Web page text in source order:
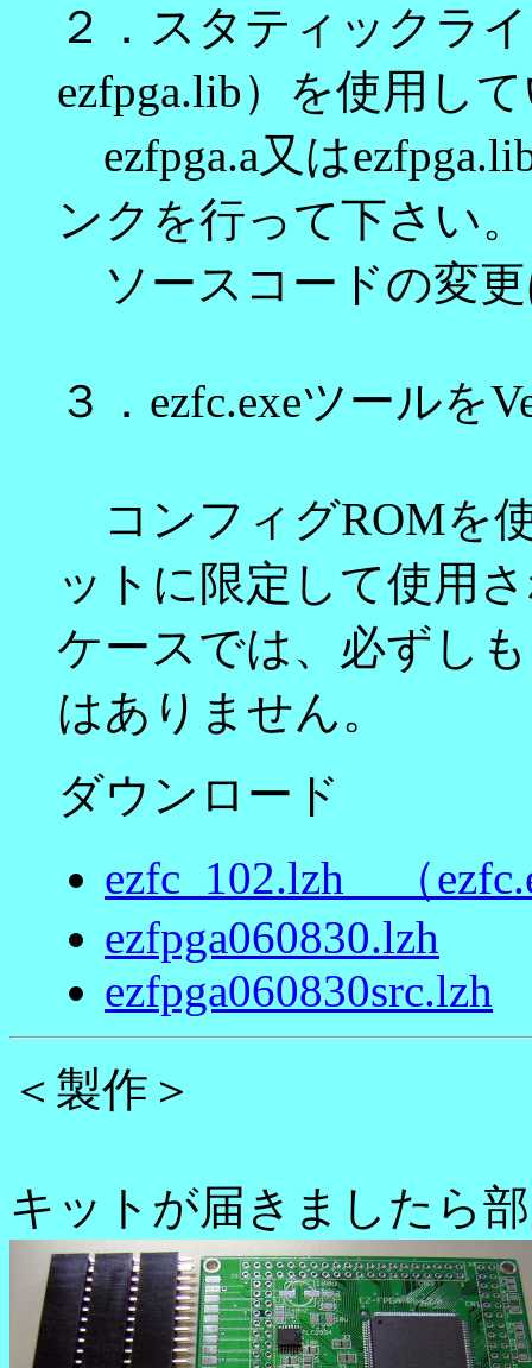
２．スタティックラ
ezfpga.lib）を使用し
ezfpga.a又は
ンクを行って下さい。
ソースコードの変
３．ezfc.exeツールを
コンフィグROMを
ットに限定して使用
ケースでは、必ずし
はありません。
ダウンロード
ezfc_102.lzh （
ezfpga060830.lzh
ezfpga060830src.lzh
＜製作＞
キットが届きましたら